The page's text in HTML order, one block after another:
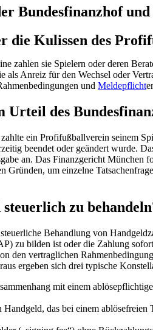
Bundesfinanzhof
die Kulissen des
zahlen sie Spielern oder deren
Anreiz für den Wechsel oder
und Meldepflicht
des
ein Profifußballverein seinem
beendet oder geändert wurde.
an. Das Finanzgericht
Gründen, um einzelne
zu
Behandlung von
zu bilden ist oder die Zahlung
den vertraglichen
ergeben sich drei typische
mit einem
das bei einem